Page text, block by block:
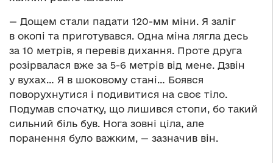
— Дощем стали падати 120-мм міни. Я заліг
в окопі та приготувався. Одна міна лягла десь
за 10 метрів, я перевів дихання. Проте друга
розірвалася вже за 5-6 метрів від мене. Дзвін
у вухах… Я в шоковому стані… Боявся
поворухнутися і подивитися на своє тіло.
Подумав спочатку, що лишився стопи, бо такий
сильний біль був. Нога зовні ціла, але
поранення було важким, — зазначив він.